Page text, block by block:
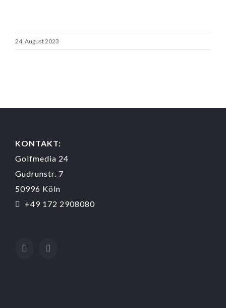
24. August 2023
KONTAKT:
Golfmedia 24
Gudrunstr. 7
50996 Köln
+49 172 2908080